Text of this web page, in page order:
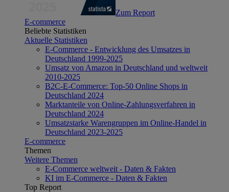
Zum Report
E-commerce
Beliebte Statistiken
Aktuelle Statistiken
E-Commerce - Entwicklung des Umsatzes in
Deutschland 1999-2025
Umsatz von Amazon in Deutschland und weltweit
2010-2025
B2C-E-Commerce: Top-50 Online Shops in
Deutschland 2024
Marktanteile von Online-Zahlungsverfahren in
Deutschland 2024
Umsatzstarke Warengruppen im Online-Handel in
Deutschland 2023-2025
E-commerce
Themen
Weitere Themen
E-Commerce weltweit - Daten & Fakten
KI im E-Commerce - Daten & Fakten
Top Report